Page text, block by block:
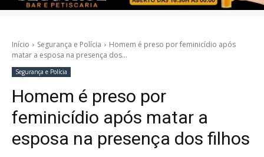
Início Segurança e Polícia
Homem é preso por feminicídio após
matar a esposa na presença dos...
Segurança e Polícia
Homem é preso por
feminicídio após matar a
esposa na presença dos filhos